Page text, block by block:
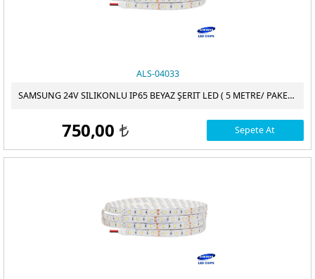
ALS-04033
SAMSUNG 24V SILIKONLU IP65 BEYAZ ŞERIT LED ( 5 METRE/ PAKET )
750,00 t Sepete At